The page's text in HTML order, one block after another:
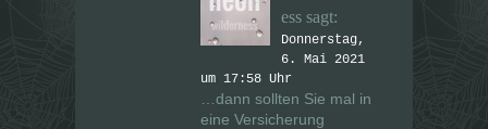
ess sagt:
Donnerstag,
6. Mai 2021
um 17:58 Uhr
…dann sollten Sie mal in
eine Versicherung